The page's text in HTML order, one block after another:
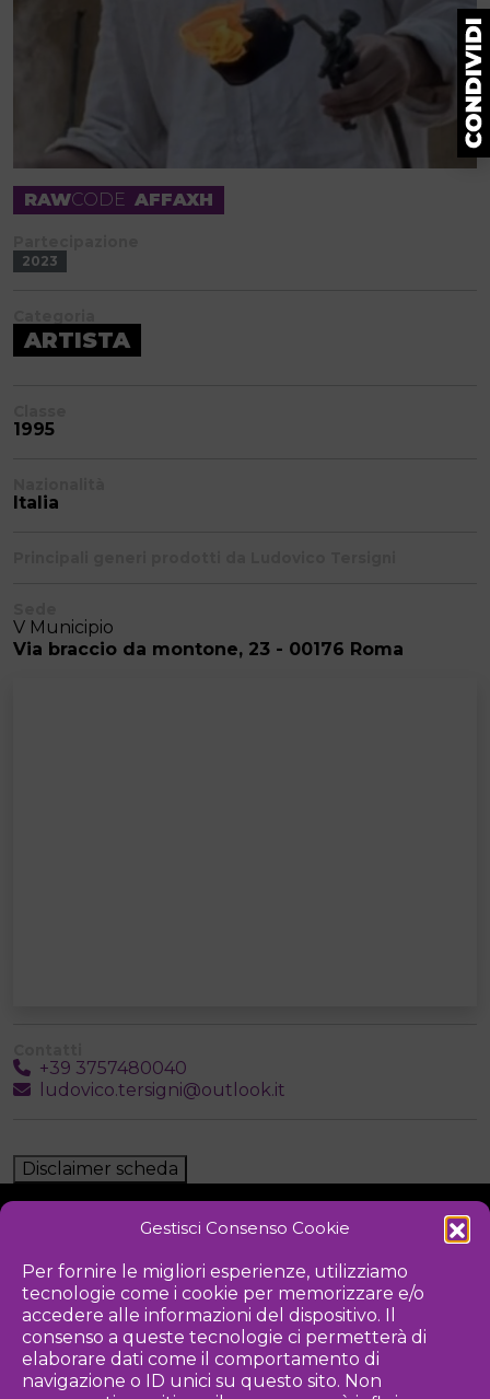
Gestisci Consenso Cookie
Per fornire le migliori esperienze, utilizziamo
tecnologie come i cookie per memorizzare e/o
accedere alle informazioni del dispositivo. Il
consenso a queste tecnologie ci permetterà di
elaborare dati come il comportamento di
navigazione o ID unici su questo sito. Non
RAWCODE AFFAXH
2023
ARTISTA
1995
Italia
V Municipio
Via braccio da montone, 23 - 00176 Roma
+39 3757480040
ludovico.tersigni@outlook.it
Disclaimer scheda
PRIVACY POLICY
Iniziativa